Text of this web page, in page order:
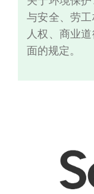
与安全、劳工
人权、商业
面的规定。